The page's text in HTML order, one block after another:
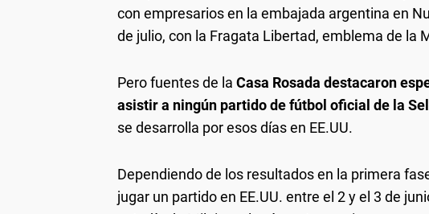
con empresarios en la embajada argentina en
de julio, con la Fragata Libertad, emblema de la
Pero fuentes de la Casa Rosada destacaron
asistir a ningún partido de fútbol oficial de la
se desarrolla por esos días en EE.UU.
Dependiendo de los resultados en la primera
jugar un partido en EE.UU. entre el 2 y el 3 de